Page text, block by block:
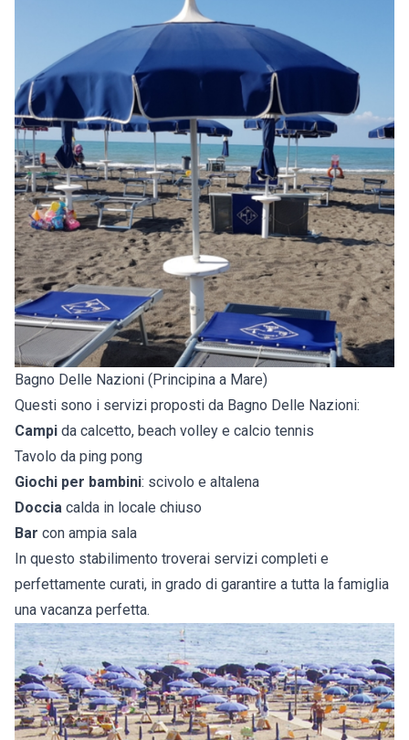
Bagno Delle Nazioni (Principina a Mare)
Questi sono i servizi proposti da Bagno Delle Nazioni:
Campi da calcetto, beach volley e calcio tennis
Tavolo da ping pong
Giochi per bambini: scivolo e altalena
Doccia calda in locale chiuso
Bar con ampia sala
In questo stabilimento troverai servizi completi e
perfettamente curati, in grado di garantire a tutta la famiglia
una vacanza perfetta.